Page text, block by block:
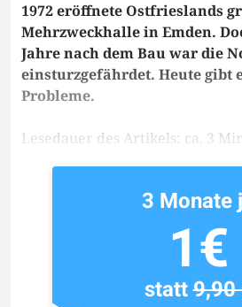
1972 eröffnete Ostfrieslands
Mehrzweckhalle in Emden.
Jahre nach dem Bau war die
einsturzgefährdet. Heute gibt
Probleme.
Lesedauer des Artikels: ca. 3
3 Monate
1€
statt9,90